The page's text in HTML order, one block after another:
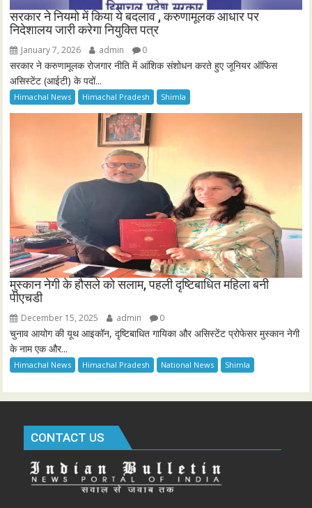
सरकार ने नियमो में किया ये बदलाव , करुणामूलक आधार पर
निदेशालय जारी करेगा नियुक्ति पत्र
January 7, 2026 admin 0
सरकार ने करुणामूलक रोजगार नीति में आंशिक संशोधन करते हुए जूनियर ऑफिस
असिस्टेंट (आईटी) के पदों...
Himachal News Himachal Pradesh Shimla
मुस्कान नेगी के हौसले को सलाम, पहली दृष्टिबाधित महिला बनी
पीएचडी
December 15, 2025 admin 0
चुनाव आयोग की यूथ आइकॉन, दृष्टिबाधित गायिका और असिस्टेंट प्रोफेसर मुस्कान नेगी
के नाम एक और...
Himachal News Himachal Pradesh National News Shimla
CONTACT US